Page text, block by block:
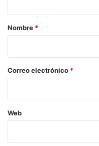
r
*
Nombre *
Correo electrónico *
Web